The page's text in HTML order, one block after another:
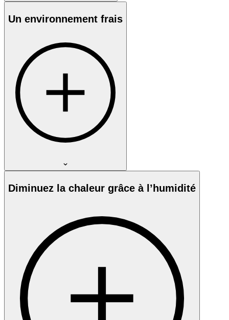
Un environnement frais
Diminuez la chaleur grâce à l’humidité